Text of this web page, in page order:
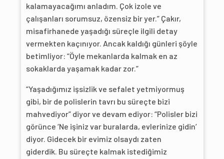
kalamayacağımı anladım. Çok izole ve
çalışanları sorumsuz, özensiz bir yer.” Çakır,
misafirhanede yaşadığı süreçle ilgili detay
vermekten kaçınıyor. Ancak kaldığı günleri şöyle
betimliyor: “Öyle mekanlarda kalmak en az
sokaklarda yaşamak kadar zor.”
“Yaşadığımız işsizlik ve sefalet yetmiyormuş
gibi, bir de polislerin tavrı bu süreçte bizi
mahvediyor” diyor ve devam ediyor: “Polisler bizi
görünce ‘Ne işiniz var buralarda, evlerinize gidin’
diyor. Gidecek bir evimiz olsaydı zaten
giderdik. Bu süreçte kalmak istediğimiz